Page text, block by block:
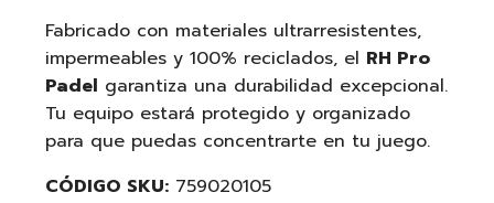
Fabricado con materiales ultrarresistentes,
impermeables y 100% reciclados, el RH Pro
Padel garantiza una durabilidad excepcional.
Tu equipo estará protegido y organizado
para que puedas concentrarte en tu juego.
CÓDIGO SKU: 759020105